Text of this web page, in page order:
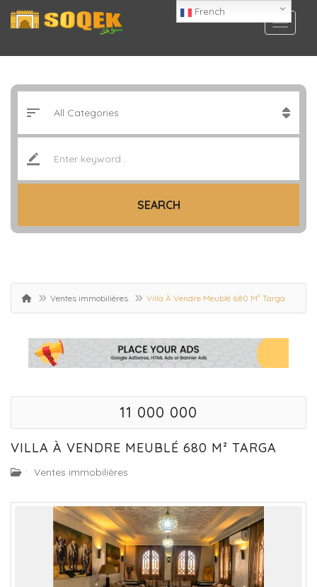
SEARCH
Ventes immobilières Villa À Vendre Meublé 680 M² Targa
‪11 000 000
VILLA À VENDRE MEUBLÉ 680 M² TARGA
: Ventes immobilières
French